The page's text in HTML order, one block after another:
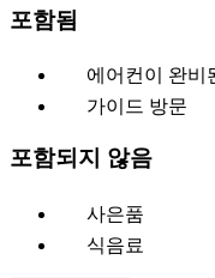
포함됨
에어컨이 완비
가이드 방문
포함되지 않음
사은품
식음료